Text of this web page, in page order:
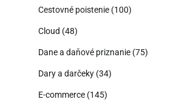
Cestovné poistenie (100)
Cloud (48)
Dane a daňové priznanie (75)
Dary a darčeky (34)
E-commerce (145)